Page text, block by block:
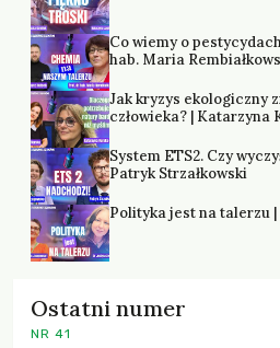
Co wiemy o
hab. Maria
Jak kryzys ekologiczny
człowieka? | Katarzyna
System ETS2. Czy
Patryk Strzałkowski
Polityka jest na talerzu
Ostatni numer
NR 41